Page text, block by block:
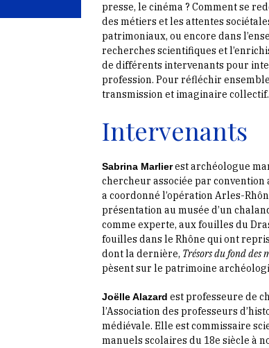
presse, le cinéma ? Comment se
des métiers et les attentes
patrimoniaux, ou encore dans
recherches scientifiques et
de différents intervenants pour
profession. Pour réfléchir
transmission et imaginaire collectif.
Intervenants
Sabrina Marlierest archéologue
chercheur associée par convention
a coordonné l’opération Arles-
présentation au musée d’un
comme experte, aux fouilles du
fouilles dans le Rhône qui ont
dont la dernière, Trésors du fond des
pèsent sur le patrimoine
Joëlle Alazard est professeure de
l’Association des professeurs
médiévale. Elle est commissaire
manuels scolaires du 18e siècle à